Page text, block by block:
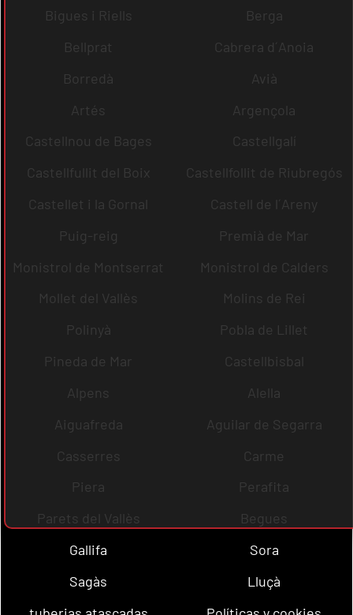
Bigues i Riells
Berga
Bellprat
Cabrera d´Anoia
Borredà
Avià
Artés
Argençola
Castellnou de Bages
Castellgalí
Castellfullit del Boix
Castellfollit de Riubregós
Castellet i la Gornal
Castell de l´Areny
Puig-reig
Premià de Mar
Monistrol de Montserrat
Monistrol de Calders
Mollet del Vallès
Molins de Rei
Polinyà
Pobla de Lillet
Pineda de Mar
Castellbisbal
Alpens
Alella
Aiguafreda
Aguilar de Segarra
Casserres
Carme
Piera
Perafita
Parets del Vallès
Begues
Gallifa
Sora
Sagàs
Lluçà